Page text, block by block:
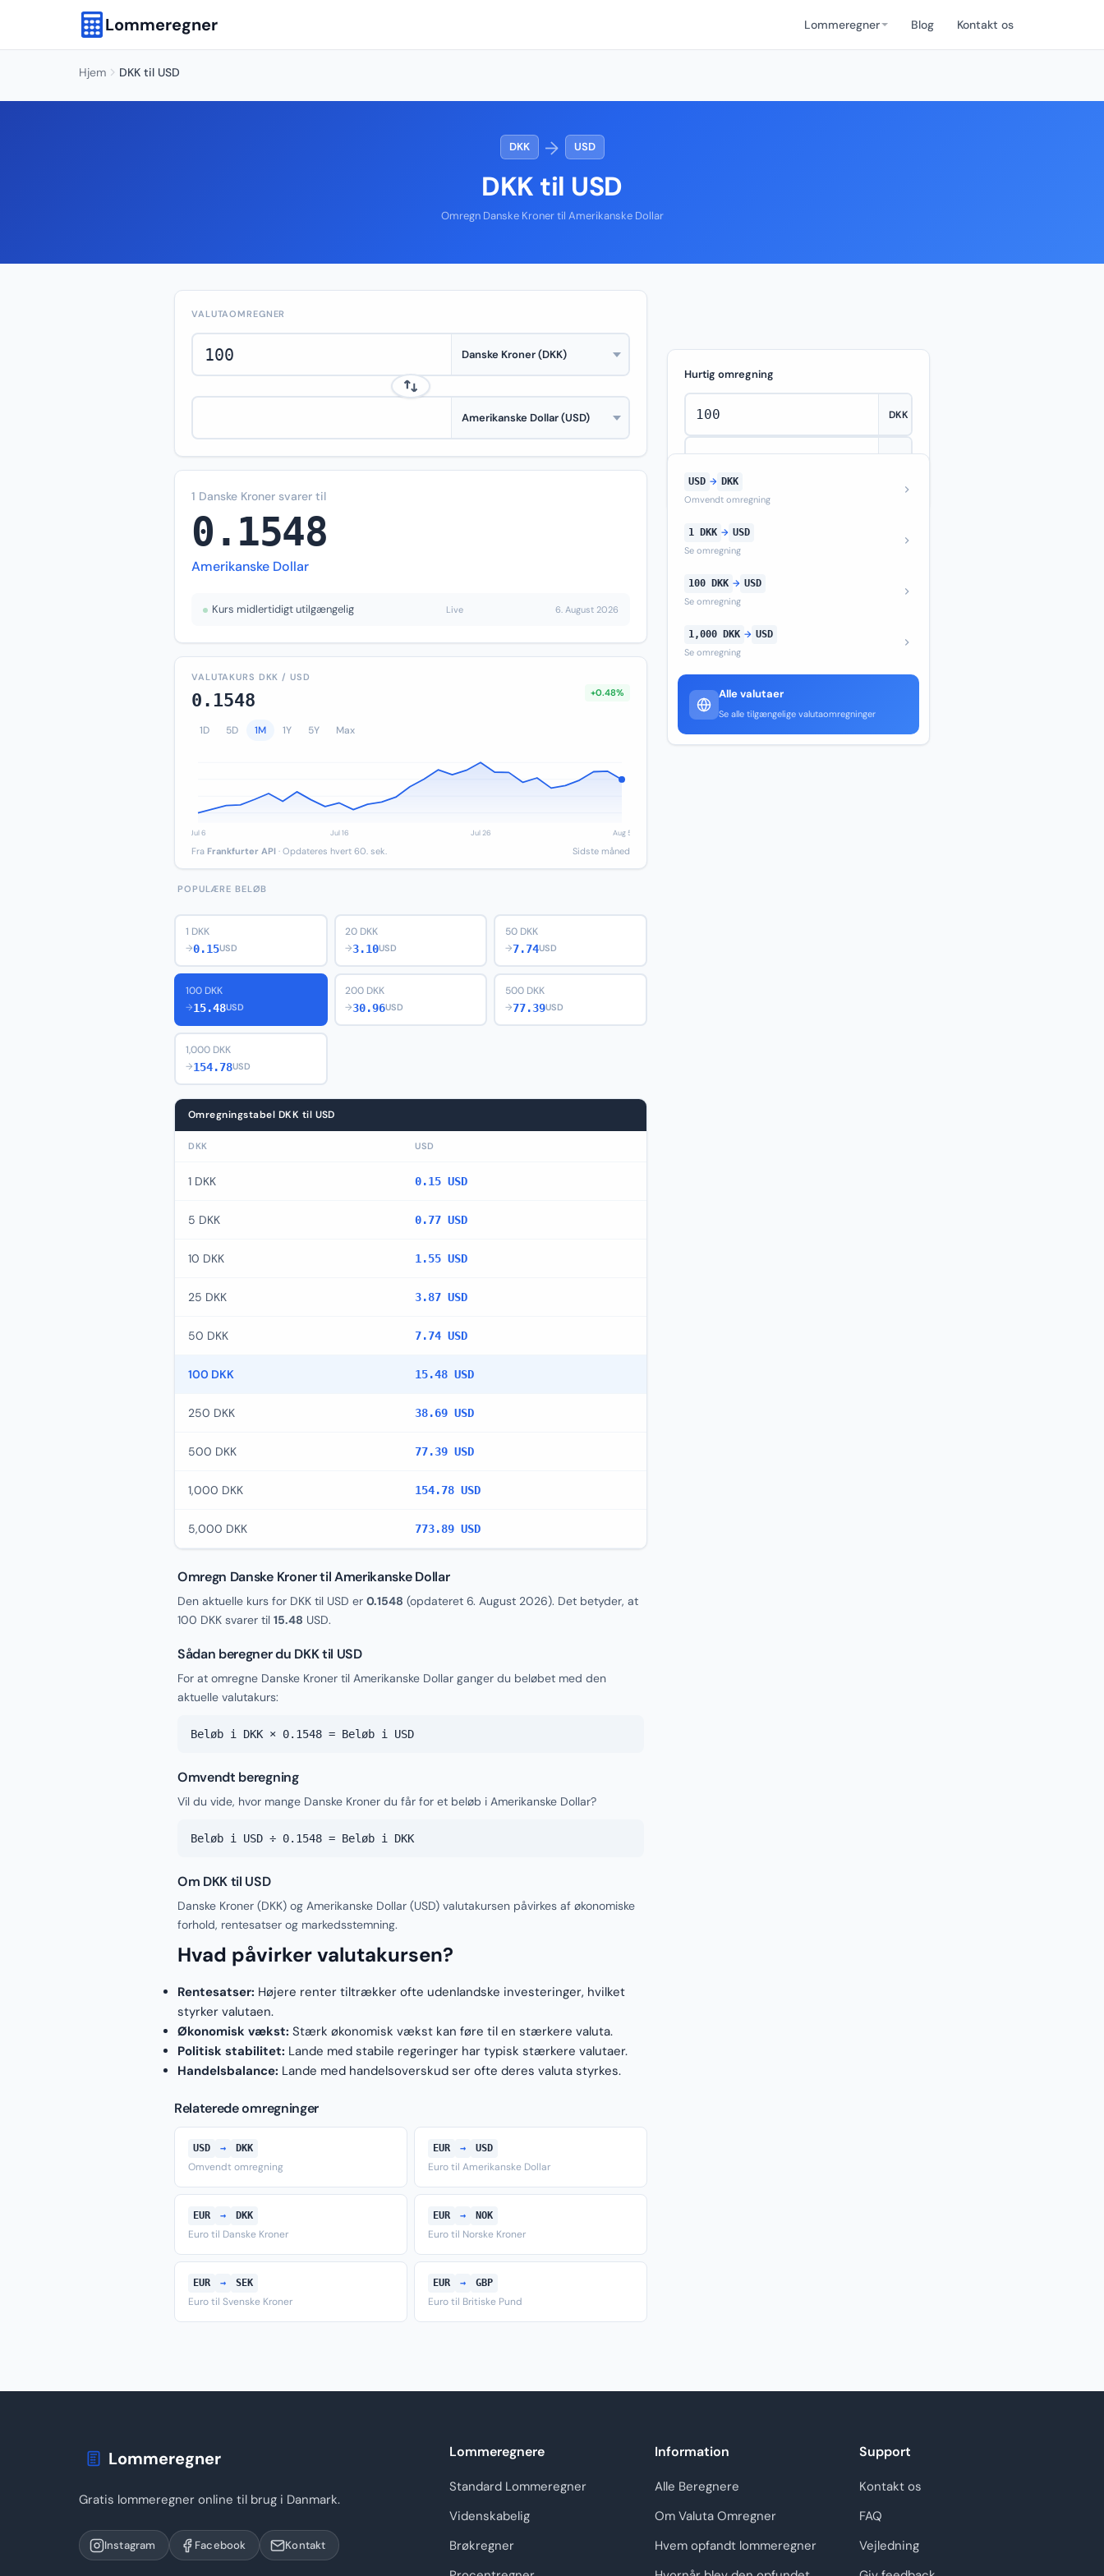
Lommeregner Lommeregner Blog Kontakt os
Hjem DKK til USD
DKK → USD
DKK til USD
Omregn Danske Kroner til Amerikanske Dollar
VALUTAOMREGNER
1 Danske Kroner svarer til
0.1548
Amerikanske Dollar
Kurs midlertidigt utilgængelig Live 6. August 2026
VALUTAKURS DKK / USD
0.1548 +0.48%
1D 5D 1M 1Y 5Y Max
Fra Frankfurter API · Opdateres hvert 60. sek. Sidste måned
POPULÆRE BELØB
1 DKK
→0.15USD
20 DKK
→3.10USD
50 DKK
→7.74USD
100 DKK
→15.48USD
200 DKK
→30.96USD
500 DKK
→77.39USD
1,000 DKK
→154.78USD
Omregningstabel DKK til USD
DKK USD
1 DKK 0.15 USD
5 DKK 0.77 USD
10 DKK 1.55 USD
25 DKK 3.87 USD
50 DKK 7.74 USD
100 DKK 15.48 USD
250 DKK 38.69 USD
500 DKK 77.39 USD
1,000 DKK 154.78 USD
5,000 DKK 773.89 USD
Omregn Danske Kroner til Amerikanske Dollar
Den aktuelle kurs for DKK til USD er 0.1548 (opdateret 6. August 2026). Det betyder, at
100 DKK svarer til 15.48 USD.
Sådan beregner du DKK til USD
For at omregne Danske Kroner til Amerikanske Dollar ganger du beløbet med den
aktuelle valutakurs:
Beløb i DKK × 0.1548 = Beløb i USD
Omvendt beregning
Vil du vide, hvor mange Danske Kroner du får for et beløb i Amerikanske Dollar?
Beløb i USD ÷ 0.1548 = Beløb i DKK
Om DKK til USD
Danske Kroner (DKK) og Amerikanske Dollar (USD) valutakursen påvirkes af økonomiske
forhold, rentesatser og markedsstemning.
Hvad påvirker valutakursen?
Rentesatser: Højere renter tiltrækker ofte udenlandske investeringer, hvilket
styrker valutaen.
Økonomisk vækst: Stærk økonomisk vækst kan føre til en stærkere valuta.
Politisk stabilitet: Lande med stabile regeringer har typisk stærkere valutaer.
Handelsbalance: Lande med handelsoverskud ser ofte deres valuta styrkes.
Relaterede omregninger
USD → DKK
Omvendt omregning
EUR → USD
Euro til Amerikanske Dollar
EUR → DKK
Euro til Danske Kroner
EUR → NOK
Euro til Norske Kroner
EUR → SEK
Euro til Svenske Kroner
EUR → GBP
Euro til Britiske Pund
Hurtig omregning
USD → DKK
Omvendt omregning
1 DKK → USD
Se omregning
100 DKK → USD
Se omregning
1,000 DKK → USD
Se omregning
Alle valutaer
Se alle tilgængelige valutaomregninger
Lommeregner
Gratis lommeregner online til brug i Danmark.
Instagram Facebook Kontakt
Lommeregnere
Standard Lommeregner
Videnskabelig
Brøkregner
Information
Alle Beregnere
Om Valuta Omregner
Hvem opfandt lommeregner
Support
Kontakt os
FAQ
Vejledning